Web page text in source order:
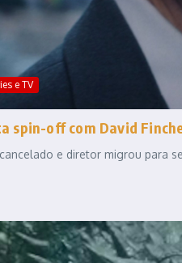
e TV
spin-off com David
e diretor migrou para